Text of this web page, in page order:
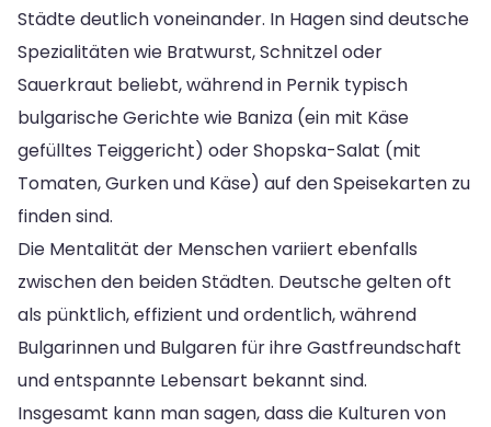
Städte deutlich voneinander. In Hagen sind deutsche
Spezialitäten wie Bratwurst, Schnitzel oder
Sauerkraut beliebt, während in Pernik typisch
bulgarische Gerichte wie Baniza (ein mit Käse
gefülltes Teiggericht) oder Shopska-Salat (mit
Tomaten, Gurken und Käse) auf den Speisekarten zu
finden sind.
Die Mentalität der Menschen variiert ebenfalls
zwischen den beiden Städten. Deutsche gelten oft
als pünktlich, effizient und ordentlich, während
Bulgarinnen und Bulgaren für ihre Gastfreundschaft
und entspannte Lebensart bekannt sind.
Insgesamt kann man sagen, dass die Kulturen von